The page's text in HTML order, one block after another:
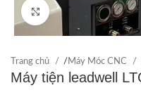
Click to enlarge
Trang chủ / Máy Móc CNC
Máy tiện leadwell